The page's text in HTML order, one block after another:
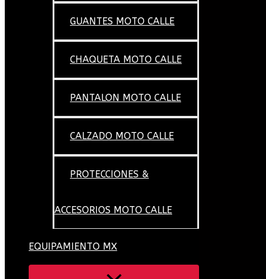
GUANTES MOTO CALLE
CHAQUETA MOTO CALLE
PANTALON MOTO CALLE
CALZADO MOTO CALLE
PROTECCIONES &
ACCESORIOS MOTO CALLE
EQUIPAMIENTO MX